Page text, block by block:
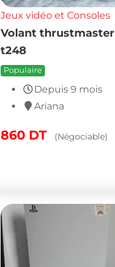
Jeux vidéo et Consoles
Volant thrustmaster
t248
Populaire
Depuis 9 mois
Ariana
860 DT (Négociable)